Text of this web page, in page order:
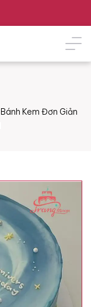
Bánh Kem Đơn Giản